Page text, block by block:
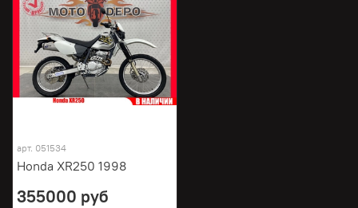
арт. 051534
Honda XR250 1998
355000 руб